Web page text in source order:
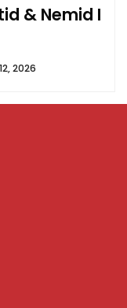
& Nemid I
2026